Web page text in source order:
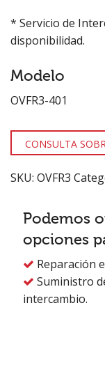
* Servicio de
disponibilidad.
Modelo
OVFR3-401
CONSULTA
SKU: OVFR3
Podemos
opciones
 Reparación
 Suministro
intercambio.